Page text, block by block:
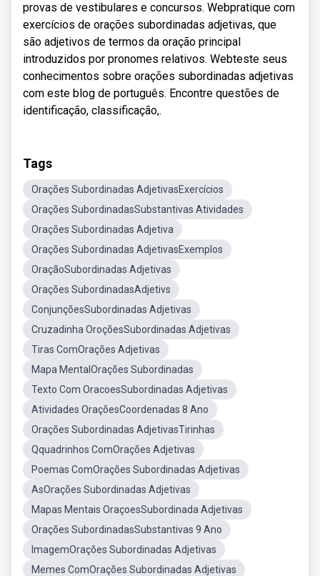
provas de vestibulares e concursos. Webpratique com
exercícios de orações subordinadas adjetivas, que
são adjetivos de termos da oração principal
introduzidos por pronomes relativos. Webteste seus
conhecimentos sobre orações subordinadas adjetivas
com este blog de português. Encontre questões de
identificação, classificação,.
Tags
Orações Subordinadas AdjetivasExercícios
Orações SubordinadasSubstantivas Atividades
Orações Subordinadas Adjetiva
Orações Subordinadas AdjetivasExemplos
OraçãoSubordinadas Adjetivas
Orações SubordinadasAdjetivs
ConjunçõesSubordinadas Adjetivas
Cruzadinha OroçõesSubordinadas Adjetivas
Tiras ComOrações Adjetivas
Mapa MentalOrações Subordinadas
Texto Com OracoesSubordinadas Adjetivas
Atividades OraçõesCoordenadas 8 Ano
Orações Subordinadas AdjetivasTirinhas
Qquadrinhos ComOrações Adjetivas
Poemas ComOrações Subordinadas Adjetivas
AsOrações Subordinadas Adjetivas
Mapas Mentais OraçoesSubordinada Adjetivas
Orações SubordinadasSubstantivas 9 Ano
ImagemOrações Subordinadas Adjetivas
Memes ComOrações Subordinadas Adjetivas